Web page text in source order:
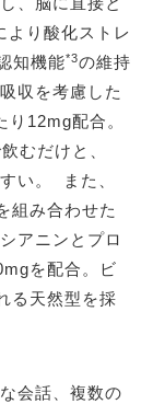
より酸化ストレ
知機能*3の維持
収を考慮した
12mg配合。
むだけと、
い。 また、
組み合わせた
アニンとプロ
を配合。ビ
る天然型を採
会話、複数の